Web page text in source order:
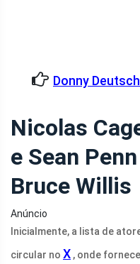
Donny
Nicolas
e Sean
Bruce Willis
Anúncio
Inicialmente, a lista de
circular no X , onde